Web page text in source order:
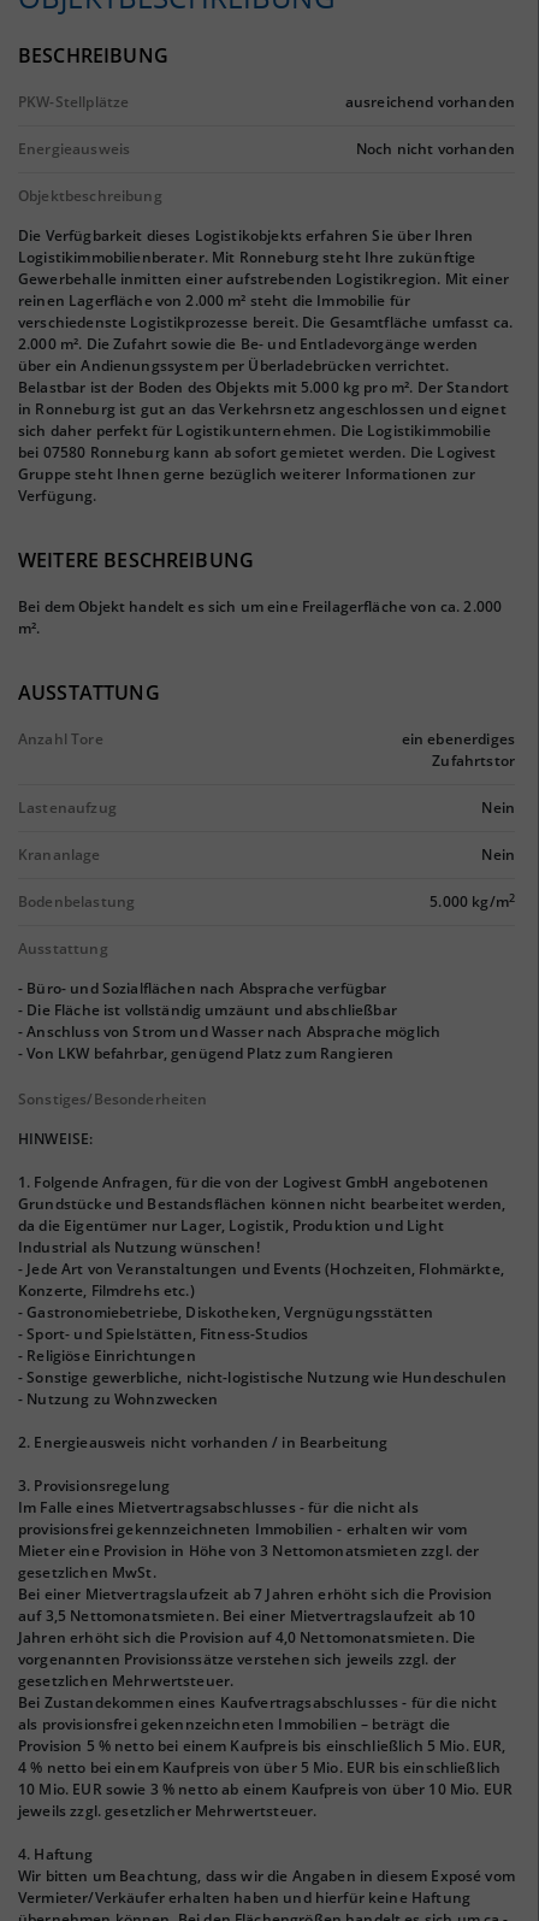
BESCHREIBUNG
PKW-Stellplätze ausreichend vorhanden
Energieausweis Noch nicht vorhanden
Objektbeschreibung
Die Verfügbarkeit dieses Logistikobjekts erfahren Sie über Ihren
Logistikimmobilienberater. Mit Ronneburg steht Ihre zukünftige
Gewerbehalle inmitten einer aufstrebenden Logistikregion. Mit einer
reinen Lagerfläche von 2.000 m² steht die Immobilie für
verschiedenste Logistikprozesse bereit. Die Gesamtfläche umfasst ca.
2.000 m². Die Zufahrt sowie die Be- und Entladevorgänge werden
über ein Andienungssystem per Überladebrücken verrichtet.
Belastbar ist der Boden des Objekts mit 5.000 kg pro m². Der Standort
in Ronneburg ist gut an das Verkehrsnetz angeschlossen und eignet
sich daher perfekt für Logistikunternehmen. Die Logistikimmobilie
bei 07580 Ronneburg kann ab sofort gemietet werden. Die Logivest
Gruppe steht Ihnen gerne bezüglich weiterer Informationen zur
Verfügung.
WEITERE BESCHREIBUNG
Bei dem Objekt handelt es sich um eine Freilagerfläche von ca. 2.000
m².
AUSSTATTUNG
Anzahl Tore
ein ebenerdiges
Zufahrtstor
Lastenaufzug Nein
Krananlage Nein
Bodenbelastung 5.000 kg/m2
Ausstattung
- Büro- und Sozialflächen nach Absprache verfügbar
- Die Fläche ist vollständig umzäunt und abschließbar
- Anschluss von Strom und Wasser nach Absprache möglich
- Von LKW befahrbar, genügend Platz zum Rangieren
Sonstiges/Besonderheiten
HINWEISE:
1. Folgende Anfragen, für die von der Logivest GmbH angebotenen
Grundstücke und Bestandsflächen können nicht bearbeitet werden,
da die Eigentümer nur Lager, Logistik, Produktion und Light
Industrial als Nutzung wünschen!
- Jede Art von Veranstaltungen und Events (Hochzeiten, Flohmärkte,
Konzerte, Filmdrehs etc.)
- Gastronomiebetriebe, Diskotheken, Vergnügungsstätten
- Sport- und Spielstätten, Fitness-Studios
- Religiöse Einrichtungen
- Sonstige gewerbliche, nicht-logistische Nutzung wie Hundeschulen
- Nutzung zu Wohnzwecken
2. Energieausweis nicht vorhanden / in Bearbeitung
3. Provisionsregelung
Im Falle eines Mietvertragsabschlusses - für die nicht als
provisionsfrei gekennzeichneten Immobilien - erhalten wir vom
Mieter eine Provision in Höhe von 3 Nettomonatsmieten zzgl. der
gesetzlichen MwSt.
Bei einer Mietvertragslaufzeit ab 7 Jahren erhöht sich die Provision
auf 3,5 Nettomonatsmieten. Bei einer Mietvertragslaufzeit ab 10
Jahren erhöht sich die Provision auf 4,0 Nettomonatsmieten. Die
vorgenannten Provisionssätze verstehen sich jeweils zzgl. der
gesetzlichen Mehrwertsteuer.
Bei Zustandekommen eines Kaufvertragsabschlusses - für die nicht
als provisionsfrei gekennzeichneten Immobilien – beträgt die
Provision 5 % netto bei einem Kaufpreis bis einschließlich 5 Mio. EUR,
4 % netto bei einem Kaufpreis von über 5 Mio. EUR bis einschließlich
10 Mio. EUR sowie 3 % netto ab einem Kaufpreis von über 10 Mio. EUR
jeweils zzgl. gesetzlicher Mehrwertsteuer.
4. Haftung
Wir bitten um Beachtung, dass wir die Angaben in diesem Exposé vom
Vermieter/Verkäufer erhalten haben und hierfür keine Haftung